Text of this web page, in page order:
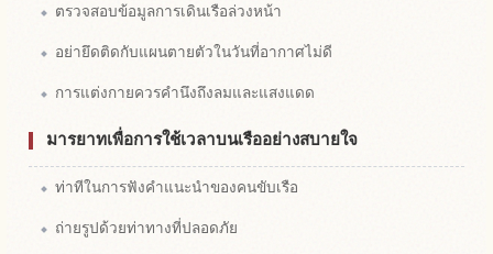
ตรวจสอบข้อมูลการเดินเรือล่วงหน้า
อย่ายึดติดกับแผนตายตัวในวันที่อากาศไม่ดี
การแต่งกายควรคำนึงถึงลมและแสงแดด
มารยาทเพื่อการใช้เวลาบนเรืออย่างสบายใจ
ท่าทีในการฟังคำแนะนำของคนขับเรือ
ถ่ายรูปด้วยท่าทางที่ปลอดภัย